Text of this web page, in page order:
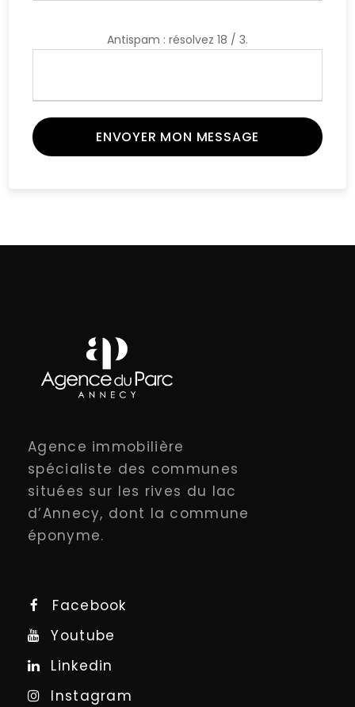
Antispam : résolvez 18 / 3.
Agence immobilière
spécialiste des communes
situées sur les rives du lac
d’Annecy, dont la commune
éponyme.
Facebook
Youtube
Linkedin
Instagram